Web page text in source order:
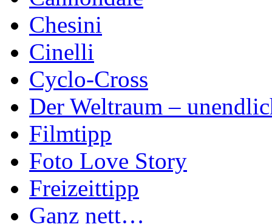
Chesini
Cinelli
Cyclo-Cross
Der Weltraum –
Filmtipp
Foto Love Story
Freizeittipp
Ganz nett…